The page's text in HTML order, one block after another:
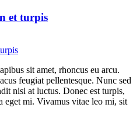
et turpis
sit amet, rhoncus eu arcu.
feugiat pellentesque. Nunc sed
nisi at luctus. Donec est turpis,
eget mi. Vivamus vitae leo mi, sit